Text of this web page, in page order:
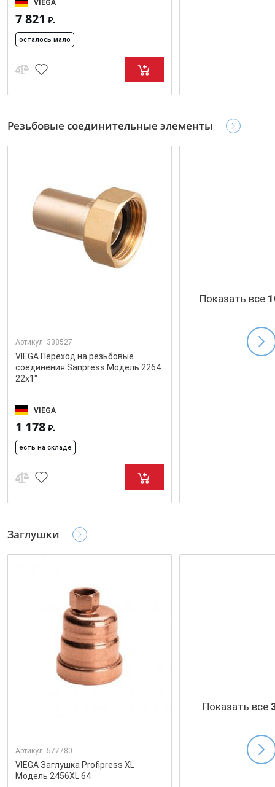
VIEGA
7 821 ₽.
осталось мало
Резьбовые соединительные элементы
Артикул: 338527
VIEGA Переход на резьбовые
соединения Sanpress Модель 2264
22x1"
VIEGA
1 178 ₽.
есть на складе
Показать все
Заглушки
Артикул: 577780
VIEGA Заглушка Profipress XL
Модель 2456XL 64
Показать все